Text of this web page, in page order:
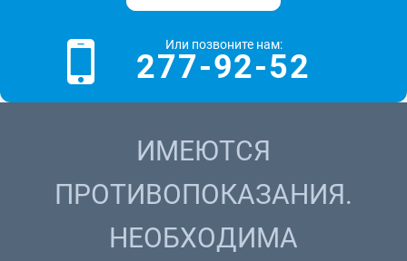
Или позвоните нам:
277-92-52
ИМЕЮТСЯ
ПРОТИВОПОКАЗАНИЯ.
НЕОБХОДИМА